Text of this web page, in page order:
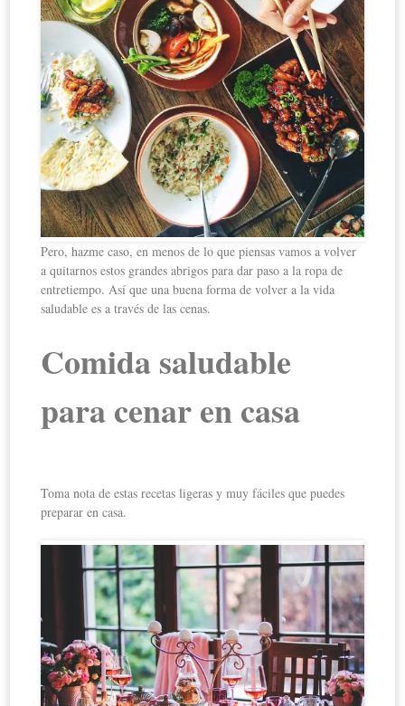
Pero, hazme caso, en menos de lo que piensas vamos a volver
a quitarnos estos grandes abrigos para dar paso a la ropa de
entretiempo. Así que una buena forma de volver a la vida
saludable es a través de las cenas.
Comida saludable
para cenar en casa
Toma nota de estas recetas ligeras y muy fáciles que puedes
preparar en casa.